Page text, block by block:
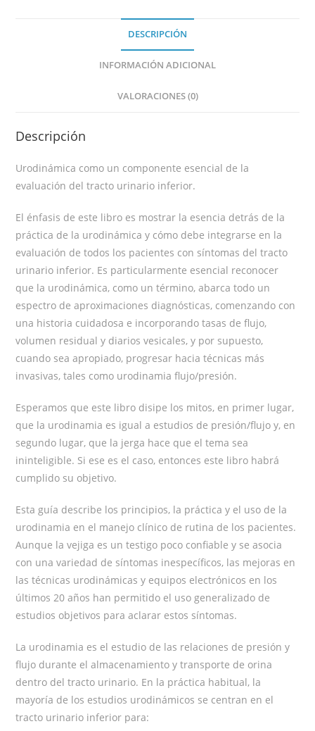
DESCRIPCIÓN
INFORMACIÓN ADICIONAL
VALORACIONES (0)
Descripción
Urodinámica como un componente esencial de la
evaluación del tracto urinario inferior.
El énfasis de este libro es mostrar la esencia detrás de la
práctica de la urodinámica y cómo debe integrarse en la
evaluación de todos los pacientes con sí­ntomas del tracto
urinario inferior. Es particularmente esencial reconocer
que la urodinámica, como un término, abarca todo un
espectro de aproximaciones diagnósticas, comenzando con
una historia cuidadosa e incorporando tasas de flujo,
volumen residual y diarios vesicales, y por supuesto,
cuando sea apropiado, progresar hacia técnicas más
invasivas, tales como urodinamia flujo/presión.
Esperamos que este libro disipe los mitos, en primer lugar,
que la urodinamia es igual a estudios de presión/flujo y, en
segundo lugar, que la jerga hace que el tema sea
ininteligible. Si ese es el caso, entonces este libro habrá
cumplido su objetivo.
Esta guí­a describe los principios, la práctica y el uso de la
urodinamia en el manejo clínico de rutina de los pacientes.
Aunque la vejiga es un testigo poco confiable y se asocia
con una variedad de sí­ntomas inespecíficos, las mejoras en
las técnicas urodinámicas y equipos electrónicos en los
últimos 20 años han permitido el uso generalizado de
estudios objetivos para aclarar estos sí­ntomas.
La urodinamia es el estudio de las relaciones de presión y
flujo durante el almacenamiento y transporte de orina
dentro del tracto urinario. En la práctica habitual, la
mayoría de los estudios urodinámicos se centran en el
tracto urinario inferior para: